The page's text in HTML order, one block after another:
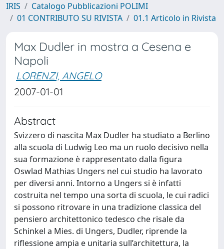
IRIS
Catalogo Pubblicazioni POLIMI
01 CONTRIBUTO SU RIVISTA
01.1 Articolo in Rivista
Max Dudler in mostra a Cesena e
Napoli
LORENZI, ANGELO
2007-01-01
Abstract
Svizzero di nascita Max Dudler ha studiato a Berlino
alla scuola di Ludwig Leo ma un ruolo decisivo nella
sua formazione è rappresentato dalla figura
Oswlad Mathias Ungers nel cui studio ha lavorato
per diversi anni. Intorno a Ungers si è infatti
costruita nel tempo una sorta di scuola, le cui radici
si possono ritrovare in una tradizione classica del
pensiero architettonico tedesco che risale da
Schinkel a Mies. di Ungers, Dudler, riprende la
riflessione ampia e unitaria sull’architettura, la